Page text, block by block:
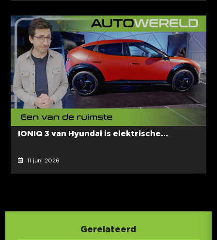
IONIQ 3 van Hyundai is elektrische...
11 juni 2026
Gerelateerd